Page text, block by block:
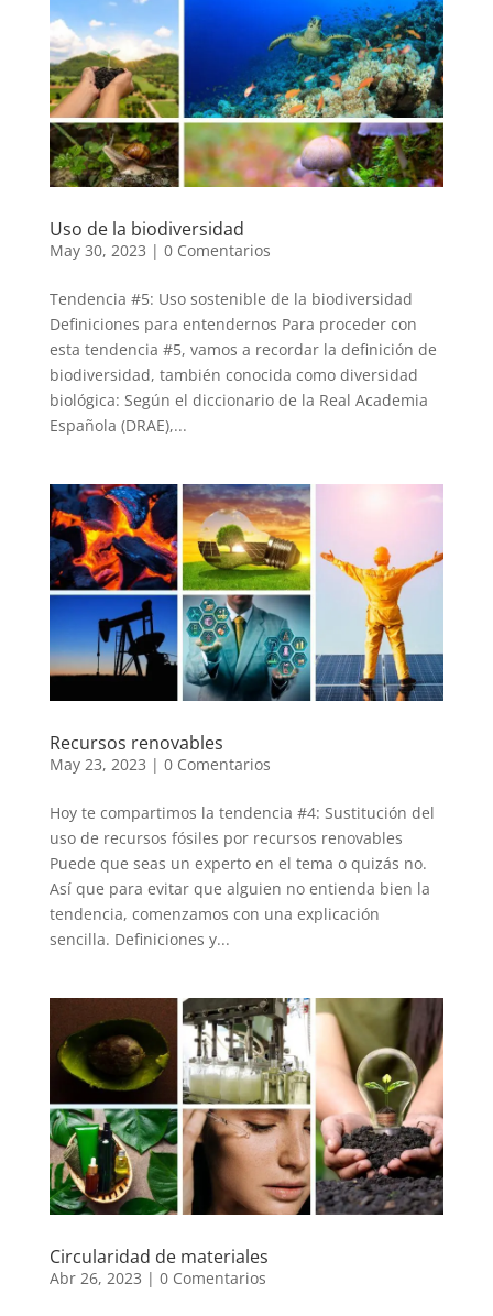
Uso de la biodiversidad
May 30, 2023 | 0 Comentarios
Tendencia #5: Uso sostenible de la biodiversidad
Definiciones para entendernos Para proceder con
esta tendencia #5, vamos a recordar la definición de
biodiversidad, también conocida como diversidad
biológica: Según el diccionario de la Real Academia
Española (DRAE),...
Recursos renovables
May 23, 2023 | 0 Comentarios
Hoy te compartimos la tendencia #4: Sustitución del
uso de recursos fósiles por recursos renovables
Puede que seas un experto en el tema o quizás no.
Así que para evitar que alguien no entienda bien la
tendencia, comenzamos con una explicación
sencilla. Definiciones y...
Circularidad de materiales
Abr 26, 2023 | 0 Comentarios